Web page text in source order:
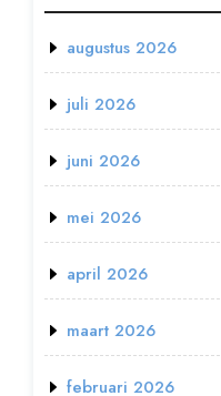
augustus 2026
juli 2026
juni 2026
mei 2026
april 2026
maart 2026
februari 2026